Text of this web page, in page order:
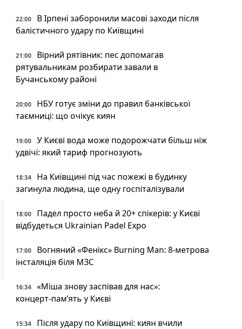
22:00
В Ірпені заборонили масові заходи після
балістичного удару по Київщині
21:00
Вірний рятівник: пес допомагав
рятувальникам розбирати завали в
Бучанському районі
20:00
НБУ готує зміни до правил банківської
таємниці: що очікує киян
19:00
У Києві вода може подорожчати більш ніж
удвічі: який тариф прогнозують
18:34
На Київщині під час пожежі в будинку
загинула людина, ще одну госпіталізували
18:00
Падел просто неба й 20+ спікерів: у Києві
відбудеться Ukrainian Padel Expo
17:00
Вогняний «Фенікс» Burning Man: 8-метрова
інсталяція біля МЗС
16:34
«Міша знову заспівав для нас»:
концерт‑пам’ять у Києві
15:34
Після удару по Київщині: киян вчили